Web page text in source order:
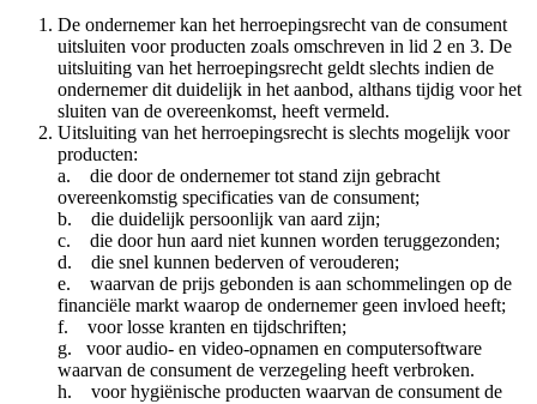
De ondernemer kan het herroepingsrecht van de consument
uitsluiten voor producten zoals omschreven in lid 2 en 3. De
uitsluiting van het herroepingsrecht geldt slechts indien de
ondernemer dit duidelijk in het aanbod, althans tijdig voor het
sluiten van de overeenkomst, heeft vermeld.
Uitsluiting van het herroepingsrecht is slechts mogelijk voor
producten:
a. die door de ondernemer tot stand zijn gebracht
overeenkomstig specificaties van de consument;
b. die duidelijk persoonlijk van aard zijn;
c. die door hun aard niet kunnen worden teruggezonden;
d. die snel kunnen bederven of verouderen;
e. waarvan de prijs gebonden is aan schommelingen op de
financiële markt waarop de ondernemer geen invloed heeft;
f. voor losse kranten en tijdschriften;
g. voor audio- en video-opnamen en computersoftware
waarvan de consument de verzegeling heeft verbroken.
h. voor hygiënische producten waarvan de consument de